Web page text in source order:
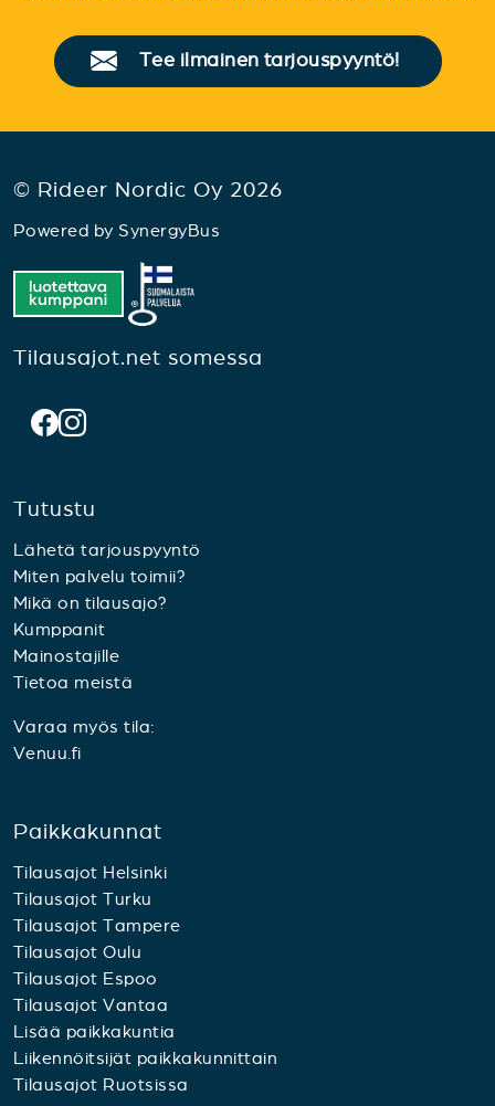
Tee ilmainen tarjouspyyntö!
© Rideer Nordic Oy 2026
Powered by SynergyBus
Tilausajot.net somessa
Tutustu
Lähetä tarjouspyyntö
Miten palvelu toimii?
Mikä on tilausajo?
Kumppanit
Mainostajille
Tietoa meistä
Varaa myös tila:
Venuu.fi
Paikkakunnat
Tilausajot Helsinki
Tilausajot Turku
Tilausajot Tampere
Tilausajot Oulu
Tilausajot Espoo
Tilausajot Vantaa
Lisää paikkakuntia
Liikennöitsijät paikkakunnittain
Tilausajot Ruotsissa